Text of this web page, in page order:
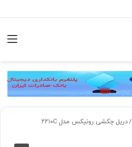
/دریل چکشی رونیکس مدل ۲۲۱۰C